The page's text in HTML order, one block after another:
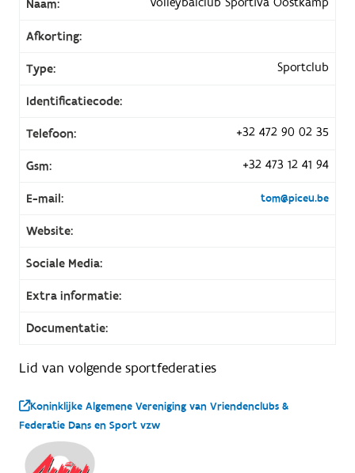
Naam:
Afkorting:
Type: Sportclub
Identificatiecode:
Telefoon: +32 472 90 02 35
Gsm: +32 473 12 41 94
E-mail: tom@piceu.be
Website:
Sociale Media:
Extra informatie:
Documentatie:
Lid van volgende sportfederaties
Koninklijke Algemene Vereniging van Vriendenclubs &
Federatie Dans en Sport vzw